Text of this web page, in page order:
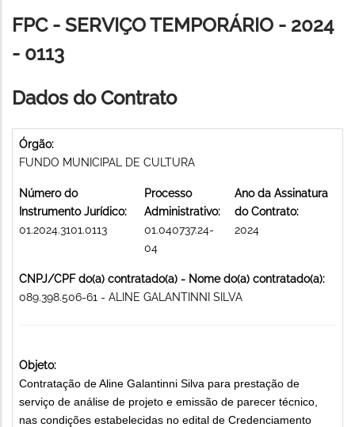
de
navegação
FPC - SERVIÇO TEMPORÁRIO - 2024
- 0113
Dados do Contrato
Órgão:
FUNDO MUNICIPAL DE CULTURA
Número do
Instrumento Jurídico:
01.2024.3101.0113
Processo
Administrativo:
01.040737.24-
04
Ano da Assinatura
do Contrato:
2024
CNPJ/CPF do(a) contratado(a) - Nome do(a) contratado(a):
089.398.506-61 - ALINE GALANTINNI SILVA
Objeto:
Contratação de Aline Galantinni Silva para prestação de
serviço de análise de projeto e emissão de parecer técnico,
nas condições estabelecidas no edital de Credenciamento